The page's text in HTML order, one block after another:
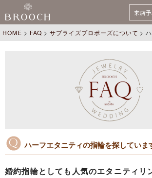
来店
HOME > FAQ >サプライズプロポーズについて >ハ
ハーフエタニティの指輪を探していま
婚約指輪としても人気のエタニティリ